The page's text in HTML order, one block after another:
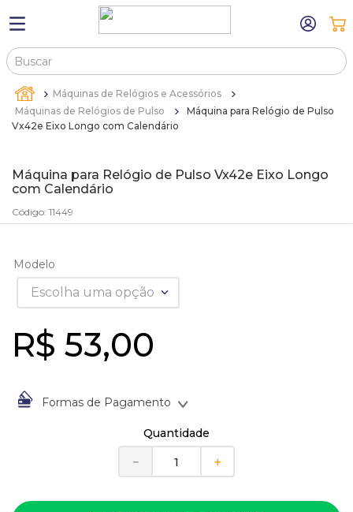
Buscar
Máquinas de Relógios e Acessórios
Máquinas de Relógios de Pulso
Máquina para Relógio de Pulso
Vx42e Eixo Longo com Calendário
Máquina para Relógio de Pulso Vx42e Eixo Longo
com Calendário
Código: 11449
Modelo
Escolha uma opção
R$ 53,00
Formas de Pagamento
sem juros
Quantidade
＋
－
1º
máquina relógio pulso
7º
relogio
9
10